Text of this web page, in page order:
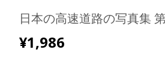
日本の高速道路の写真集
¥1,986